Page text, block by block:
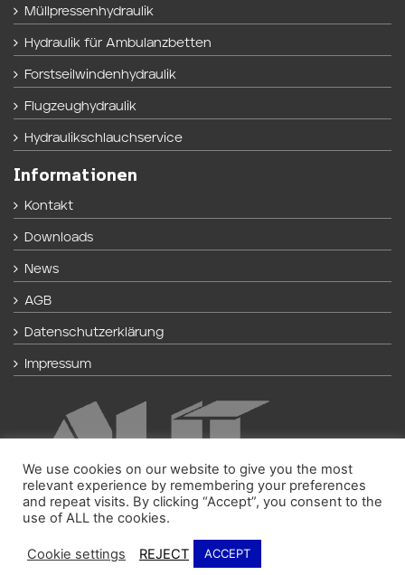
Müllpressenhydraulik
Hydraulik für Ambulanzbetten
Forstseilwindenhydraulik
Flugzeughydraulik
Hydraulikschlauchservice
Informationen
Kontakt
Downloads
News
AGB
Datenschutzerklärung
Impressum
We use cookies on our website to give you the most
relevant experience by remembering your preferences
and repeat visits. By clicking “Accept”, you consent to the
use of ALL the cookies.
Cookie settings REJECT ACCEPT